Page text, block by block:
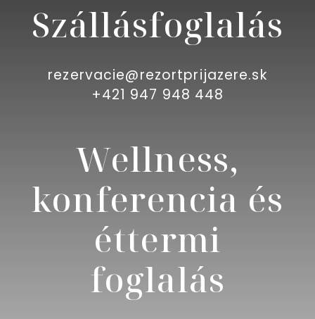
Szállásfoglalás
rezervacie@rezortprijazere.sk
+421 947 948 448
Wellness,
konferencia és
éttermi
foglalás